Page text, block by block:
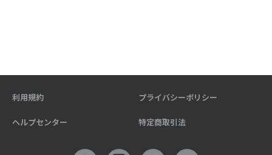
利用規約 プライバシーポリシー
ヘルプセンター 特定商取引法